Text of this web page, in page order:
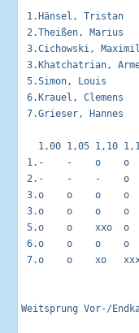
1.Hänsel, Tristan
2.Theißen,
3.Cichowski,
3.Khatchatrian,
5.Simon, Louis
6.Krauel,
7.Grieser,
1,00 1,05 1,10
1.-    -    o    o
2.-    -    -
3.o    o
3.o    o
5.o    o
6.o    o
7.o
Weitsprung Vor-/